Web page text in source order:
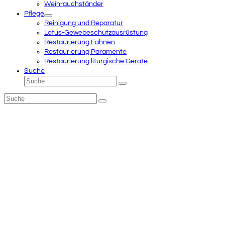
Weihrauchständer
Pflege
Reinigung und Reparatur
Lotus-Gewebeschutzausrüstung
Restaurierung Fahnen
Restaurierung Paramente
Restaurierung liturgische Geräte
Suche
Suche
Senden
Suche
Senden